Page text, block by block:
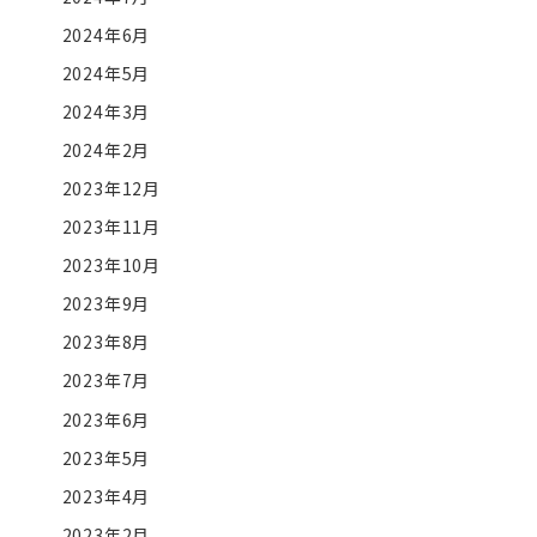
2024年6月
2024年5月
2024年3月
2024年2月
2023年12月
2023年11月
2023年10月
2023年9月
2023年8月
2023年7月
2023年6月
2023年5月
2023年4月